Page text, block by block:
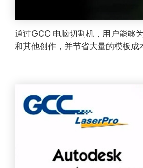
通过GCC 电脑切割机，用户能够
和其他创作，并节省大量的模板成